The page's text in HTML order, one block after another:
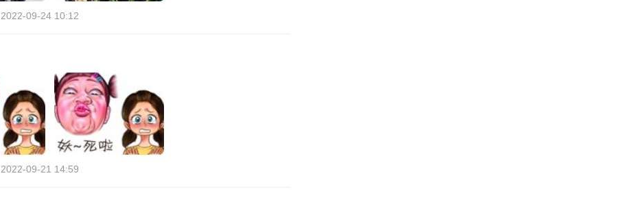
2022-09-24 10:12
2022-09-21 14:59